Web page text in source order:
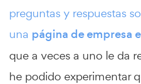
preguntas y respuestas
una página de empresa
que a veces a uno le da
he podido experimentar